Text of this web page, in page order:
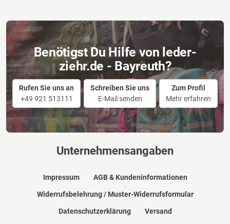
Benötigst Du Hilfe von leder-
ziehr.de - Bayreuth?
Rufen Sie uns an
+49 921 513111
Schreiben Sie uns
E-Mail senden
Zum Profil
Mehr erfahren
Unternehmensangaben
Impressum AGB & Kundeninformationen
Widerrufsbelehrung / Muster-Widerrufsformular
Datenschutzerklärung Versand